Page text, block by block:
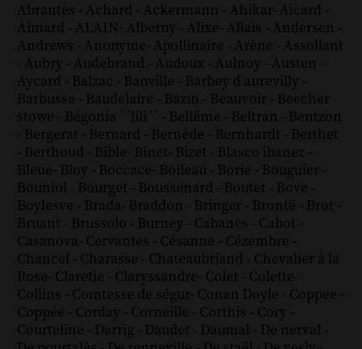
Abrantès - Achard - Ackermann - Ahikar- Aicard -
Aimard - ALAIN- Alberny - Alixe- Allais - Andersen -
Andrews - Anonyme- Apollinaire - Arène - Assollant
- Aubry - Audebrand - Audoux - Aulnoy - Austen -
Aycard - Balzac - Banville - Barbey d aurevilly -
Barbusse - Baudelaire - Bazin - Beauvoir - Beecher
stowe - Bégonia ´´lili´´ - Bellême - Beltran - Bentzon
- Bergerat - Bernard - Bernède - Bernhardt - Berthet
- Berthoud - Bible- Binet- Bizet - Blasco ibanez -
Bleue- Bloy - Boccace- Boileau - Borie - Bouguier -
Bouniol - Bourget - Boussenard - Boutet - Bove -
Boylesve - Brada- Braddon - Bringer - Brontë - Brot -
Bruant - Brussolo - Burney - Cabanès - Cabot -
Casanova- Cervantes - Césanne - Cézembre -
Chancel - Charasse - Chateaubriand - Chevalier à la
Rose- Claretie - Claryssandre- Colet - Colette-
Collins - Comtesse de ségur- Conan Doyle - Coppee -
Coppée - Corday - Corneille - Corthis - Cory -
Courteline - Darrig - Daudet - Daumal - De nerval -